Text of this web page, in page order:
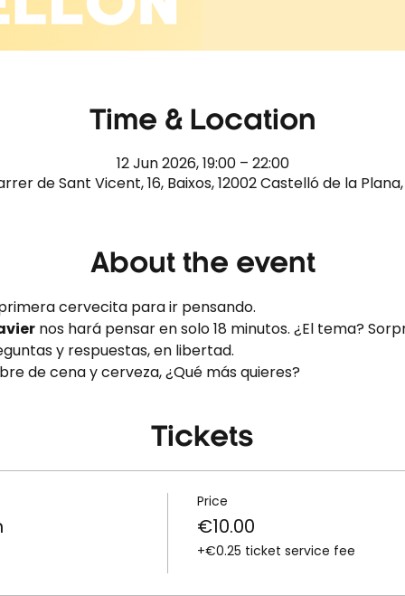
Time & Location
12 Jun 2026, 19:00 – 22:00
de Sant Vicent, 16, Baixos, 12002 Castelló de la
About the event
cervecita para ir pensando.
nos hará pensar en solo 18 minutos. ¿El tema?
y respuestas, en libertad.
de cena y cerveza, ¿Qué más quieres?
Tickets
Price
€10.00
+€0.25 ticket service fee